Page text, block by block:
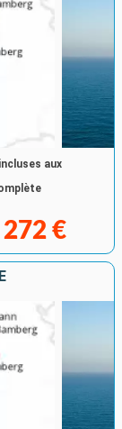
aux
€